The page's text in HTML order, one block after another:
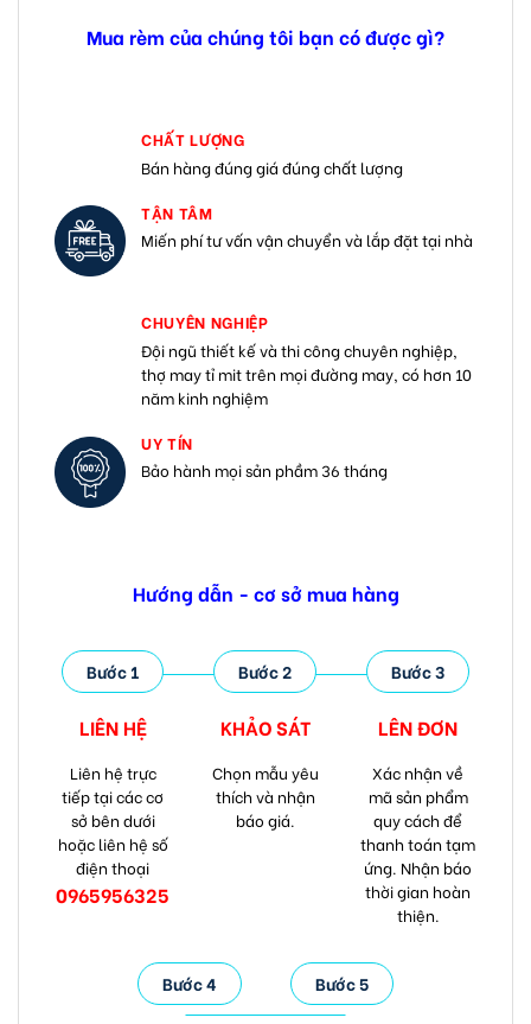
Mua rèm của chúng tôi bạn có được gì?
CHẤT LƯỢNG
Bán hàng đúng giá đúng chất lượng
TẬN TÂM
Miến phí tư vấn vận chuyển và lắp đặt tại nhà
CHUYÊN NGHIỆP
Đội ngũ thiết kế và thi công chuyên nghiệp,
thợ may tỉ mit trên mọi đường may, có hơn 10
năm kinh nghiệm
UY TÍN
Bảo hành mọi sản phầm 36 tháng
Hướng dẫn - cơ sở mua hàng
Bước 1
LIÊN HỆ
Liên hệ trực
tiếp tại các cơ
sở bên dưới
hoặc liên hệ số
điện thoại
0965956325
Bước 2
KHẢO SÁT
Chọn mẫu yêu
thích và nhận
báo giá.
Bước 3
LÊN ĐƠN
Xác nhận về
mã sản phẩm
quy cách để
thanh toán tạm
ứng. Nhận báo
thời gian hoàn
thiện.
Bước 4 Bước 5